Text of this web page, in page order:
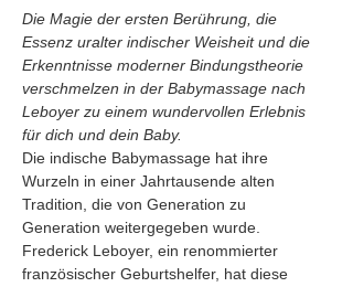
Die Magie der ersten Berührung, die
Essenz uralter indischer Weisheit und die
Erkenntnisse moderner Bindungstheorie
verschmelzen in der Babymassage nach
Leboyer zu einem wundervollen Erlebnis
für dich und dein Baby.
Die indische Babymassage hat ihre
Wurzeln in einer Jahrtausende alten
Tradition, die von Generation zu
Generation weitergegeben wurde.
Frederick Leboyer, ein renommierter
französischer Geburtshelfer, hat diese